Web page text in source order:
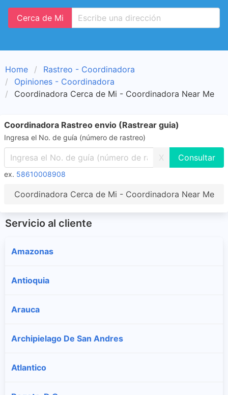
Cerca de Mi
Home
Rastreo - Coordinadora
Opiniones - Coordinadora
Coordinadora Cerca de Mi - Coordinadora Near Me
Coordinadora Rastreo envio (Rastrear guia)
Ingresa el No. de guía (número de rastreo)
X
ex. 58610008908
Coordinadora Cerca de Mi - Coordinadora Near Me
Servicio al cliente
Amazonas
Antioquia
Arauca
Archipielago De San Andres
Atlantico